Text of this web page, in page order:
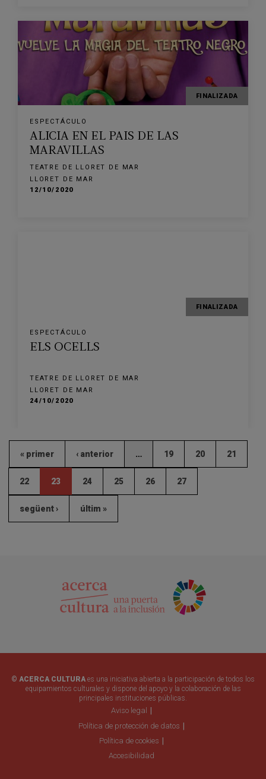
FINALIZADA
ESPECTÁCULO
ALICIA EN EL PAIS DE LAS
MARAVILLAS
TEATRE DE LLORET DE MAR
LLORET DE MAR
12/10/2020
FINALIZADA
ESPECTÁCULO
ELS OCELLS
TEATRE DE LLORET DE MAR
LLORET DE MAR
24/10/2020
« primer ‹ anterior … 19 20 21
22 23 24 25 26 27
següent › últim »
© ACERCA CULTURA es una iniciativa abierta a la participación de todos los
equipamientos culturales y dispone del apoyo y la colaboración de las
principales instituciones públicas.
Aviso legal
Política de protección de datos
Política de cookies
Accesibilidad